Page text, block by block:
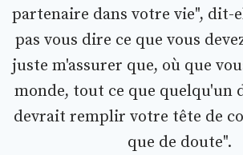
partenaire dans votre vie", dit-
pas vous dire ce que vous
juste m'assurer que, où que
monde, tout ce que quelqu'un
devrait remplir votre tête de
que de doute".